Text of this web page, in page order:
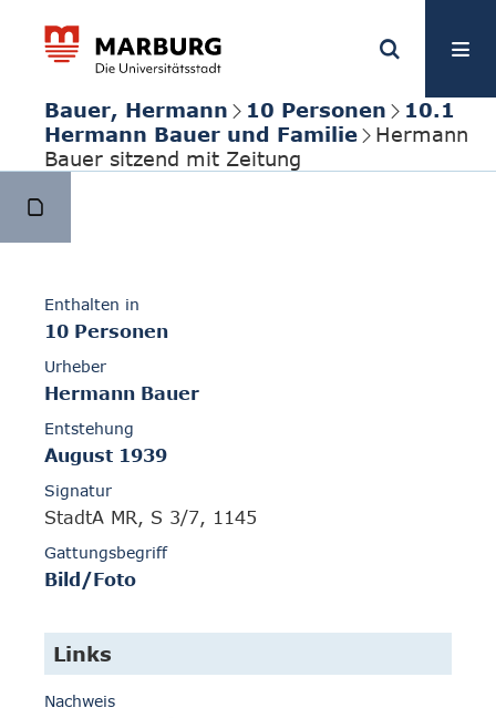
Bauer, Hermann 10 Personen
10.1
Hermann Bauer und Familie
Hermann
Bauer sitzend mit Zeitung
Enthalten in
10 Personen
Urheber
Hermann Bauer
Entstehung
August 1939
Signatur
StadtA MR, S 3/7, 1145
Gattungsbegriff
Bild/Foto
Links
Nachweis